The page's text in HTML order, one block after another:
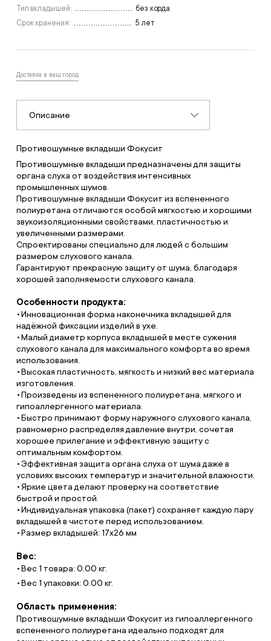
Тип вкладышей:
без корда
Срок хранения:
5 лет
Доставка в ваш город
Описание
Противошумные вкладыши Фокусит
Противошумные вкладыши предназначены для защиты
органа слуха от воздействия интенсивных
промышленных шумов.
Противошумные вкладыши Фокусит из вспененного
полиуретана отличаются особой мягкостью и хорошими
звукоизоляционными свойствами, пластичностью и
увеличенными размерами.
Спроектированы специально для людей с большим
размером слухового канала.
Гарантируют прекрасную защиту от шума, благодаря
хорошей заполняемости слухового канала.
Особенности продукта:
Инновационная форма наконечника вкладышей для
надёжной фиксации изделий в ухе.
Малый диаметр корпуса вкладышей в месте сужения
слухового канала для максимального комфорта во время
использования.
Высокая пластичность, мягкость и низкий вес материала
изготовления.
Произведены из вспененного полиуретана, мягкого и
гипоаллергенного материала.
Быстро принимают форму наружного слухового канала,
равномерно распределяя давление внутри, сочетая
хорошее прилегание и эффективную защиту с
оптимальным комфортом.
Эффективная защита органа слуха от шума даже в
условиях высоких температур и значительной влажности.
Яркие цвета делают проверку на соответствие
быстрой и простой.
Индивидуальная упаковка (пакет) сохраняет каждую пару
вкладышей в чистоте перед использованием.
Размер вкладышей: 17х26 мм
Вес:
Вес 1 товара: 0.00 кг.
Вес 1 упаковки: 0.00 кг.
Область применения:
Противошумные вкладыши Фокусит из гипоаллергенного
вспененного полиуретана идеально подходят для